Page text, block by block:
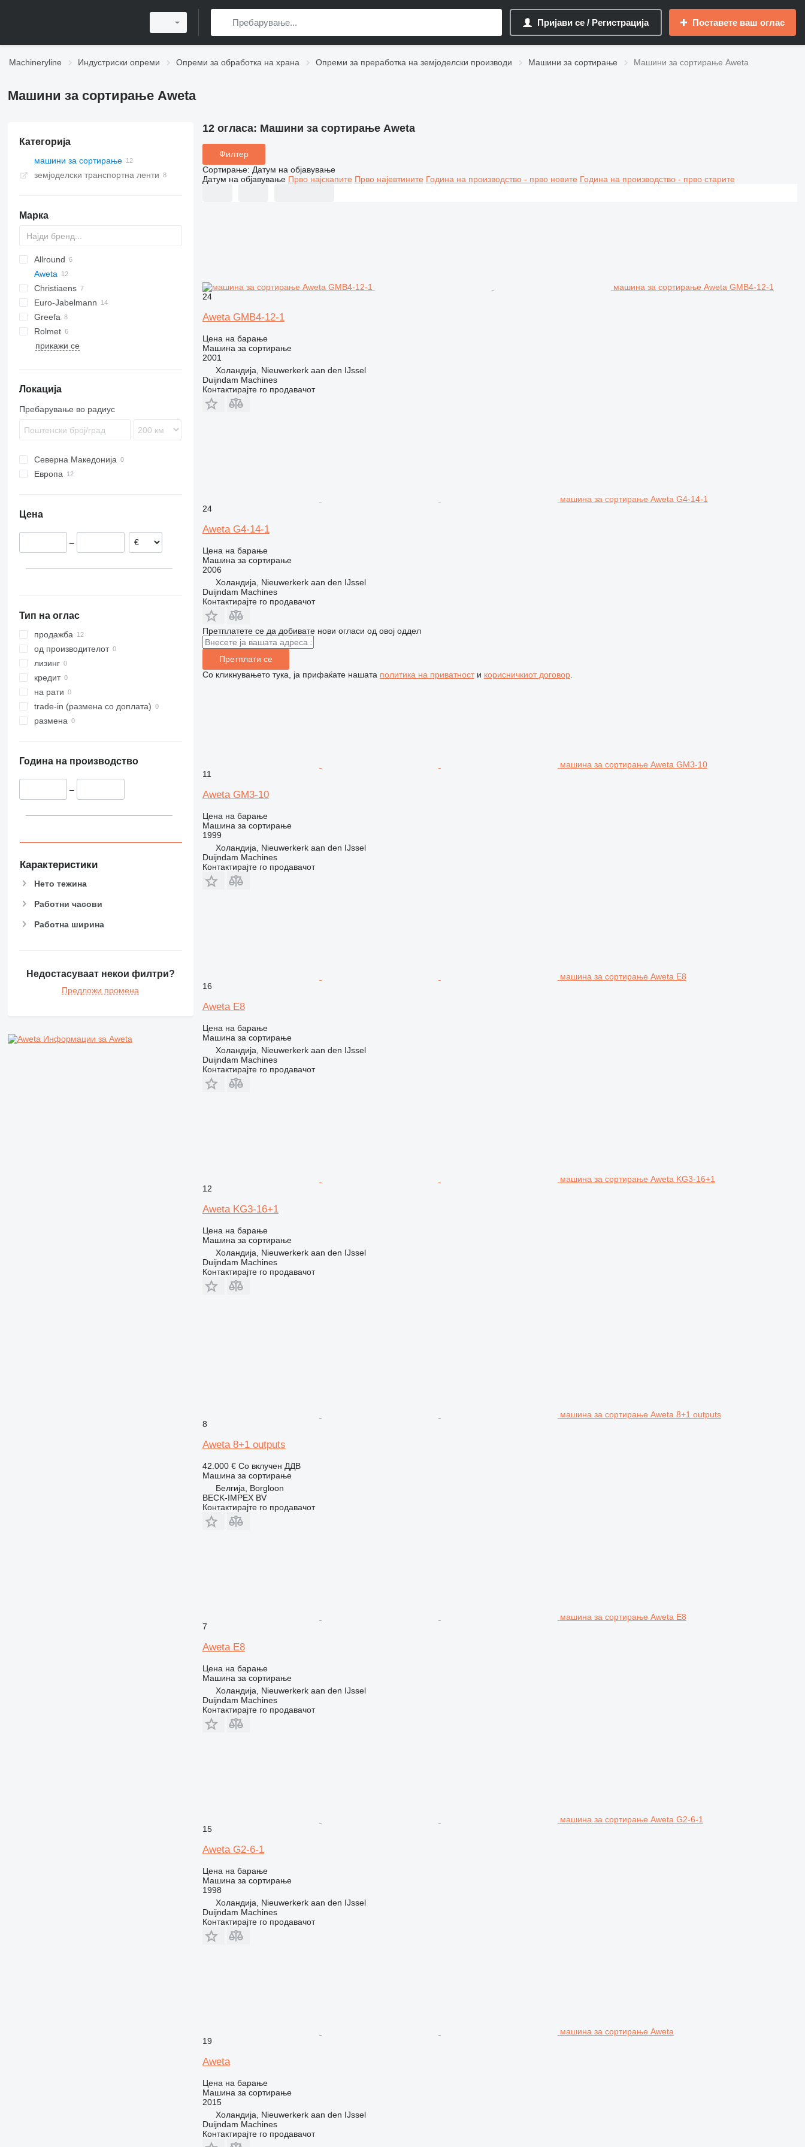
Пријави се / Регистрација Поставете ваш оглас
Machineryline Индустриски опреми Опреми за обработка на храна Опреми за преработка на земјоделски производи Машини за сортирање Машини за сортирање Aweta
Машини за сортирање Aweta
Категорија
машини за сортирање
земјоделски транспортна ленти
Марка
Allround
Aweta
E-series
E8
G-series
G3
KG
KG3
Christiaens
Euro-Jabelmann
Greefa
RH
Rolmet
прикажи се
Локација
Пребарување во радиус
Северна Македонија
Европа
Цена
–
Тип на оглас
продажба
од производителот
лизинг
кредит
на рати
trade-in (размена со доплата)
размена
Година на производство
–
Карактеристики
Нето тежина
Работни часови
Работна ширина
Недостасуваат некои филтри?
Предложи промена
Информации за Aweta
12 огласа: Машини за сортирање Aweta
Филтер
Сортирање: Датум на објавување
Датум на објавување Прво најскапите Прво најевтините Година на производство - прво новите Година на производство - прво старите
машина за сортирање Aweta GMB4-12-1
24
Aweta GMB4-12-1
Цена на барање
Машина за сортирање
2001
Холандија, Nieuwerkerk aan den IJssel
Duijndam Machines
Контактирајте го продавачот
машина за сортирање Aweta G4-14-1
24
Aweta G4-14-1
Цена на барање
Машина за сортирање
2006
Холандија, Nieuwerkerk aan den IJssel
Duijndam Machines
Контактирајте го продавачот
Претплатете се да добивате нови огласи од овој оддел
Претплати се
Со кликнувањето тука, ја прифаќате нашата политика на приватности корисничкиот договор.
машина за сортирање Aweta GM3-10
11
Aweta GM3-10
Цена на барање
Машина за сортирање
1999
Холандија, Nieuwerkerk aan den IJssel
Duijndam Machines
Контактирајте го продавачот
машина за сортирање Aweta E8
16
Aweta E8
Цена на барање
Машина за сортирање
Холандија, Nieuwerkerk aan den IJssel
Duijndam Machines
Контактирајте го продавачот
машина за сортирање Aweta KG3-16+1
12
Aweta KG3-16+1
Цена на барање
Машина за сортирање
Холандија, Nieuwerkerk aan den IJssel
Duijndam Machines
Контактирајте го продавачот
машина за сортирање Aweta 8+1 outputs
8
Aweta 8+1 outputs
42.000 € Со вклучен ДДВ
Машина за сортирање
Белгија, Borgloon
BECK-IMPEX BV
Контактирајте го продавачот
машина за сортирање Aweta E8
7
Aweta E8
Цена на барање
Машина за сортирање
Холандија, Nieuwerkerk aan den IJssel
Duijndam Machines
Контактирајте го продавачот
машина за сортирање Aweta G2-6-1
15
Aweta G2-6-1
Цена на барање
Машина за сортирање
1998
Холандија, Nieuwerkerk aan den IJssel
Duijndam Machines
Контактирајте го продавачот
машина за сортирање Aweta
19
Aweta
Цена на барање
Машина за сортирање
2015
Холандија, Nieuwerkerk aan den IJssel
Duijndam Machines
Контактирајте го продавачот